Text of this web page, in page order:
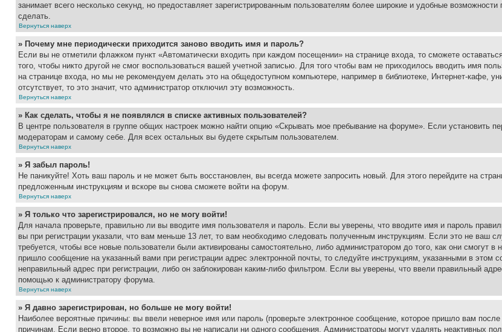
занимает всего несколько секунд, но предоставляет зарегистрированным пользователям более широкие и удобные
сделать.
Вернуться наверх
» Почему мне периодически приходится заново вводить имя и пароль?
Если вы не отметили флажком пункт «Автоматически входить при каждом посещении» на странице входа, то сможете
того, чтобы никто другой не смог воспользоваться вашей учетной записью. Для того чтобы вам не приходилось вводить имя
на странице входа, но мы не рекомендуем делать это на общедоступном компьютере, например в библиотеке, Интернет-кафе,
отсутствует, то это значит, что администратор отключил эту возможность.
Вернуться наверх
» Как сделать, чтобы я не появлялся в списке активных пользователей?
В центре пользователя в группе общих настроек можно найти опцию «Скрывать мое пребывание на форуме». Если установить
модераторам и самому себе. Для всех остальных вы будете скрытым пользователем.
Вернуться наверх
» Я забыл пароль!
Не паникуйте! Хоть ваш пароль и не может быть восстановлен, вы всегда можете запросить новый. Для этого перейдите на
предложенным инструкциям и вскоре вы снова сможете войти на форум.
Вернуться наверх
» Я только что зарегистрировался, но не могу войти!
Для начала проверьте, правильно ли вы вводите имя пользователя и пароль. Если вы уверены, что вводите имя и пароль
вы при регистрации указали, что вам меньше 13 лет, то вам необходимо следовать полученным инструкциям. Если это не ваш
требуется, чтобы все новые пользователи были активированы самостоятельно, либо администратором до того, как они смогут
пришло сообщение на указанный вами при регистрации адрес электронной почты, то следуйте инструкциям, указанными в
неправильный адрес при регистрации, либо он заблокирован каким-либо фильтром. Если вы уверены, что ввели правильный
помощью к администратору форума.
Вернуться наверх
» Я давно зарегистрирован, но больше не могу войти!
Наиболее вероятные причины: вы ввели неверное имя или пароль (проверьте электронное сообщение, которое пришло вам
причинам. Если верно второе, то возможно вы не написали ни одного сообщения. Администраторы могут удалять неактивных